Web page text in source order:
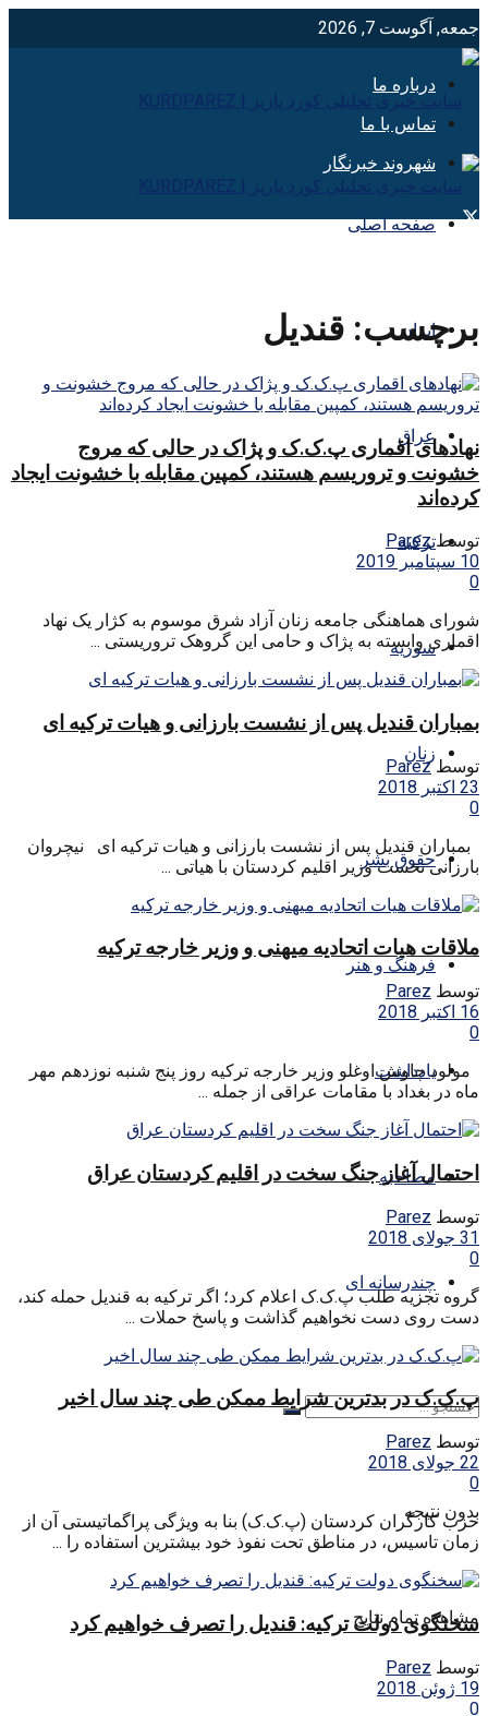
جمعه, آگوست 7, 2026
درباره ما
تماس با ما
شهروند خبرنگار
صفحه اصلی
ایران
عراق
ترکیه
سوریه
زنان
حقوق بشر
فرهنگ و هنر
یادداشت
مصاحبه
چندرسانه ای
بدون نتیجه
مشاهده تمام نتایج
برچسب: قنديل
نهادهای اقماری پ.ک.ک و پژاک در حالی که مروج
خشونت و تروریسم هستند، کمپین مقابله با خشونت ایجاد
کرده‌اند
توسط Parez
10 سپتامبر 2019
0
شورای هماهنگی جامعه زنان آزاد شرق موسوم به کژار یک نهاد
اقماری وابسته به پژاک و حامی این گروهک تروریستی ...
بمباران قندیل پس از نشست بارزانی و هیات ترکیه ای
توسط Parez
23 اکتبر 2018
0
بمباران قندیل پس از نشست بارزانی و هیات ترکیه ای نیچروان
بارزانی نخست وزیر اقلیم کردستان با هیاتی ...
ملاقات هیات اتحادیه میهنی و وزیر خارجه ترکیه
توسط Parez
16 اکتبر 2018
0
مولود چاوش اوغلو وزیر خارجه ترکیه روز پنج شنبه نوزدهم مهر
ماه در بغداد با مقامات عراقی از جمله ...
احتمال آغاز جنگ سخت در اقلیم کردستان عراق
توسط Parez
31 جولای 2018
0
گروه تجزیه طلب پ.ک.ک اعلام کرد؛ اگر ترکیه به قندیل حمله کند،
دست روی دست نخواهیم گذاشت و پاسخ حملات ...
پ.ک.ک در بدترین شرایط ممکن طی چند سال اخیر
توسط Parez
22 جولای 2018
0
حزب کارگران کردستان (پ.ک.ک) بنا به ویژگی پراگماتیستی آن از
زمان تاسیس، در مناطق تحت نفوذ خود بیشترین استفاده را ...
سخنگوی دولت ترکیه: قندیل را تصرف خواهیم کرد
توسط Parez
19 ژوئن 2018
0